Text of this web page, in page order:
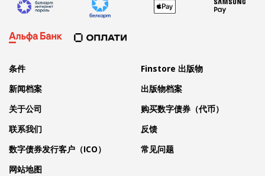
条件
Finstore 出版物
新闻档案
出版物档案
关于公司
购买数字债券（代币）
联系我们
反馈
数字债券发行客户（ICO）
常见问题
网站地图